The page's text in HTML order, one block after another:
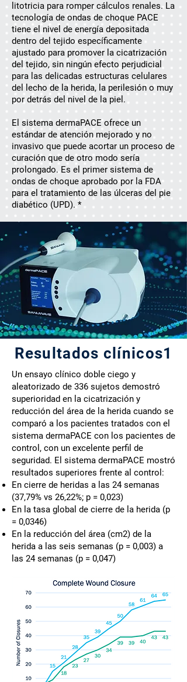
litotricia para romper cálculos renales. La
tecnología de ondas de choque PACE
tiene el nivel de energía depositada
dentro del tejido específicamente
ajustado para promover la cicatrización
del tejido, sin ningún efecto perjudicial
para las delicadas estructuras celulares
del lecho de la herida, la perilesión o muy
por detrás del nivel de la piel.
El sistema dermaPACE ofrece un
estándar de atención mejorado y no
invasivo que puede acortar un proceso de
curación que de otro modo sería
prolongado. Es el primer sistema de
ondas de choque aprobado por la FDA
para el tratamiento de las úlceras del pie
diabético (UPD). *
Resultados clínicos1
Un ensayo clínico doble ciego y
aleatorizado de 336 sujetos demostró
superioridad en la cicatrización y
reducción del área de la herida cuando se
comparó a los pacientes tratados con el
sistema dermaPACE con los pacientes de
control, con un excelente perfil de
seguridad. El sistema dermaPACE mostró
resultados superiores frente al control:
En cierre de heridas a las 24 semanas
(37,79% vs 26,22%; p = 0,023)
En la tasa global de cierre de la herida (p
= 0,0346)
En la reducción del área (cm2) de la
herida a las seis semanas (p = 0,003) a
las 24 semanas (p = 0,047)